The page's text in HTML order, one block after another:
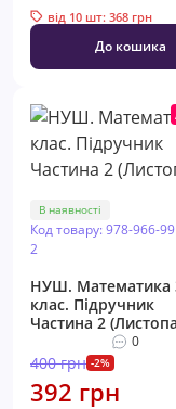
від 10 шт: 368 грн
До кошика
В наявності
Код товару: 978-966-
2
НУШ. Математика
клас. Підручник
Частина 2
0
400 грн -2%
392 грн